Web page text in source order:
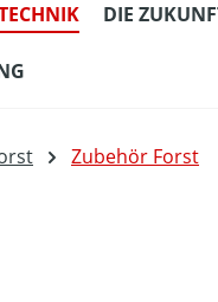
DIE
Zubehör Forst